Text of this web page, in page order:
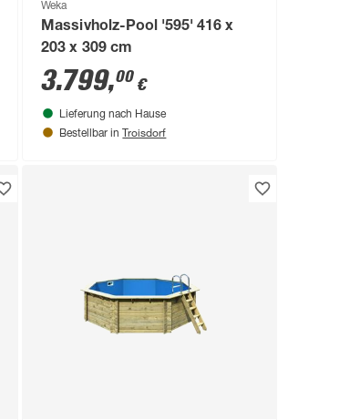
Weka
Massivholz-Pool '595' 416 x
203 x 309 cm
3.799,00 €
Lieferung nach Hause
Bestellbar in Troisdorf